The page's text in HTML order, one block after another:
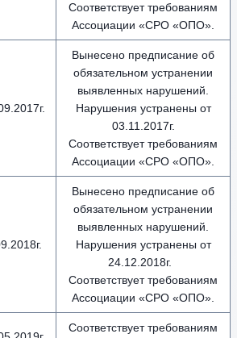
Соответствует требованиям
Ассоциации «СРО «ОПО».
Вынесено предписание об
обязательном устранении
выявленных нарушений.
Нарушения устранены от
03.11.2017г.
Соответствует требованиям
Ассоциации «СРО «ОПО».
Вынесено предписание об
обязательном устранении
выявленных нарушений.
Нарушения устранены от
24.12.2018г.
Соответствует требованиям
Ассоциации «СРО «ОПО».
Соответствует требованиям